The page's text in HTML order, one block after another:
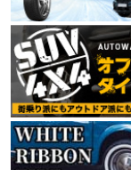
コ
パ
て
た
て
ア
総合評